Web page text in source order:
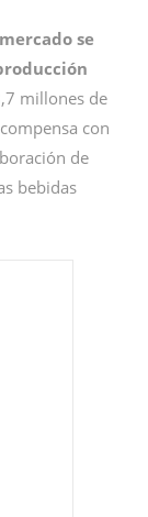
se
millones de
con
de
bebidas